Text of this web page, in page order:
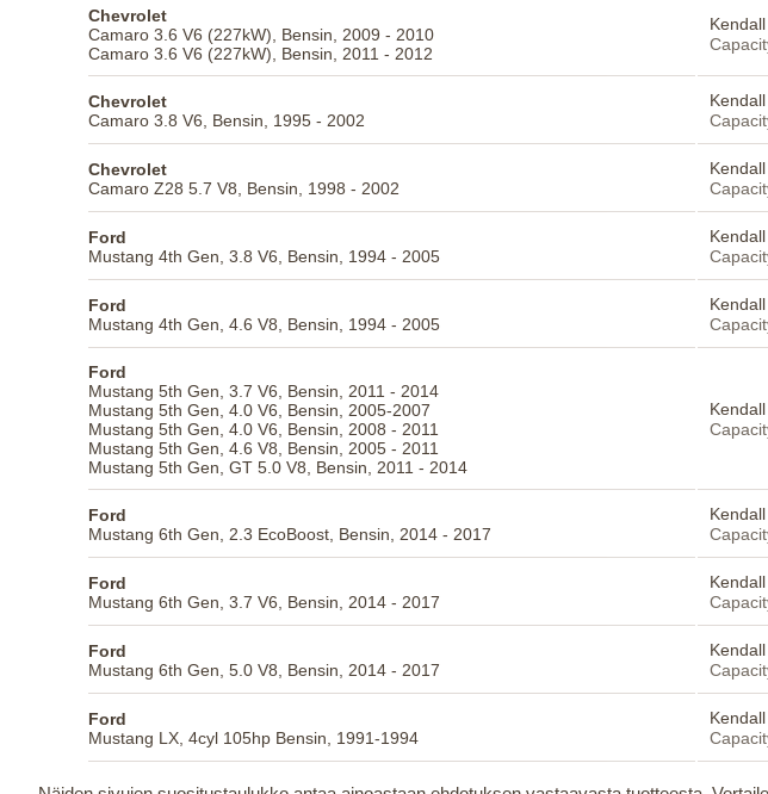
Chevrolet
Camaro 3.6 V6 (227kW), Bensin, 2009 - 2010
Camaro 3.6 V6 (227kW), Bensin, 2011 - 2012
Chevrolet
Camaro 3.8 V6, Bensin, 1995 - 2002
Chevrolet
Camaro Z28 5.7 V8, Bensin, 1998 - 2002
Ford
Mustang 4th Gen, 3.8 V6, Bensin, 1994 - 2005
Ford
Mustang 4th Gen, 4.6 V8, Bensin, 1994 - 2005
Ford
Mustang 5th Gen, 3.7 V6, Bensin, 2011 - 2014
Mustang 5th Gen, 4.0 V6, Bensin, 2005-2007
Mustang 5th Gen, 4.0 V6, Bensin, 2008 - 2011
Mustang 5th Gen, 4.6 V8, Bensin, 2005 - 2011
Mustang 5th Gen, GT 5.0 V8, Bensin, 2011 - 2014
Ford
Mustang 6th Gen, 2.3 EcoBoost, Bensin, 2014 - 2017
Ford
Mustang 6th Gen, 3.7 V6, Bensin, 2014 - 2017
Ford
Mustang 6th Gen, 5.0 V8, Bensin, 2014 - 2017
Ford
Mustang LX, 4cyl 105hp Bensin, 1991-1994